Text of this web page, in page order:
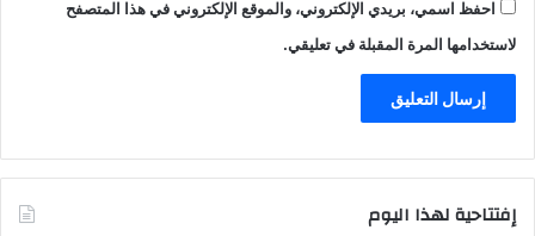
احفظ اسمي، بريدي الإلكتروني، والموقع الإلكتروني في هذا المتصفح
لاستخدامها المرة المقبلة في تعليقي.
إفتتاحية لهذا اليوم